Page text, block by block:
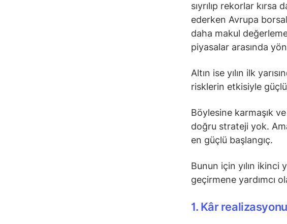
sıyrılıp rekorlar kırsa
ederken Avrupa
daha makul
piyasalar arasında
Altın ise yılın ilk
risklerin etkisiyle güçlü
Böylesine karmaşık
doğru strateji yok.
en güçlü başlangıç.
Bunun için yılın
geçirmene yardımcı
1. Kâr